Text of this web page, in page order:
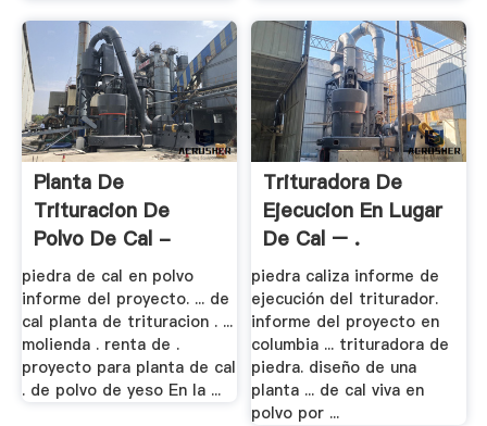
Planta De
Trituracion De
Polvo De Cal -
Aceros .
piedra de cal en polvo
informe del proyecto. ... de
cal planta de trituracion . ...
molienda . renta de .
proyecto para planta de cal
. de polvo de yeso En la ...
Trituradora De
Ejecucion En Lugar
De Cal – .
piedra caliza informe de
ejecución del triturador.
informe del proyecto en
columbia ... trituradora de
piedra. diseño de una
planta ... de cal viva en
polvo por ...